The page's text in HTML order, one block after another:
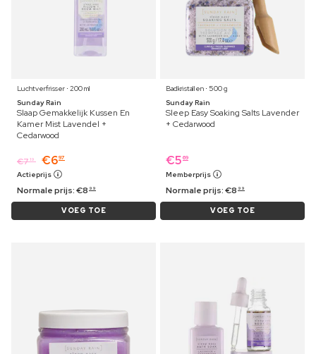
Luchtverfrisser ⋅ 200 ml
Sunday Rain
Slaap Gemakkelijk Kussen En
Kamer Mist Lavendel +
Cedarwood
€719 €697
Actieprijs
Normale prijs:€8 99
VOEG TOE
Badkristallen ⋅ 500 g
Sunday Rain
Sleep Easy Soaking Salts Lavender
+ Cedarwood
€5 69
Memberprijs
Normale prijs:€8 99
VOEG TOE